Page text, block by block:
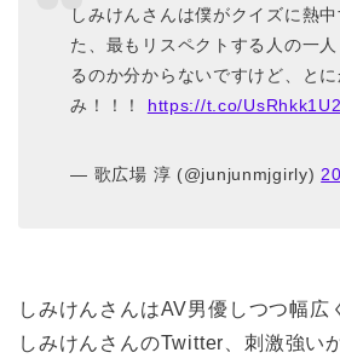
しみけんさんは僕がクイズに熱
た、最もリスペクトする人の一
るのか分からないですけど、とに
み！！！ https://t.co/
— 歌広場 淳 (@junjunmjgirly)
しみけんさんはAV男優しつつ幅広
しみけんさんのTwitter、刺激強い